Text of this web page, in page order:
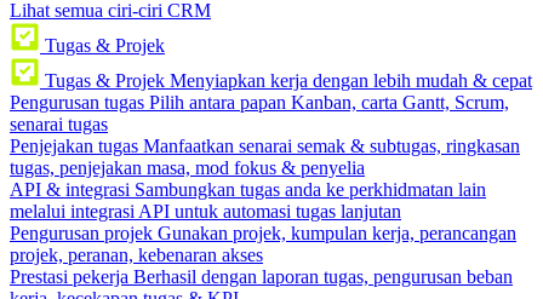
Lihat semua ciri-ciri CRM
Tugas & Projek
Tugas & Projek Menyiapkan kerja dengan lebih mudah & cepat
Pengurusan tugas Pilih antara papan Kanban, carta Gantt, Scrum,
senarai tugas
Penjejakan tugas Manfaatkan senarai semak & subtugas, ringkasan
tugas, penjejakan masa, mod fokus & penyelia
API & integrasi Sambungkan tugas anda ke perkhidmatan lain
melalui integrasi API untuk automasi tugas lanjutan
Pengurusan projek Gunakan projek, kumpulan kerja, perancangan
projek, peranan, kebenaran akses
Prestasi pekerja Berhasil dengan laporan tugas, pengurusan beban